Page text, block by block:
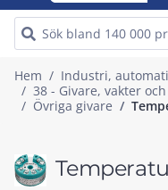
Hem
Industri,
38 - Givare, vakter
Övriga givare